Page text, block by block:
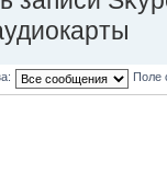
Поле